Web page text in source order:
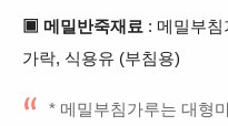
▣ 메밀반죽재료 : 메밀부
가락, 식용유 (부침용)
* 메밀부침가루는 대형